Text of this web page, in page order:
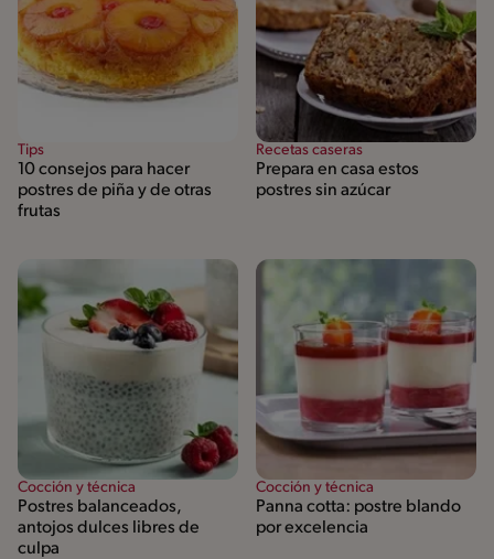
Tips
10 consejos para hacer
postres de piña y de otras
frutas
Recetas caseras
Prepara en casa estos
postres sin azúcar
Cocción y técnica
Postres balanceados,
antojos dulces libres de
culpa
Cocción y técnica
Panna cotta: postre blando
por excelencia